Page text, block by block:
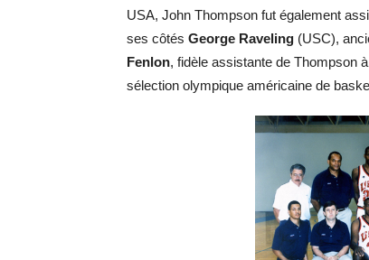
USA, John Thompson fut également
ses côtés George Raveling (USC),
Fenlon, fidèle assistante de Thompson
sélection olympique américaine de